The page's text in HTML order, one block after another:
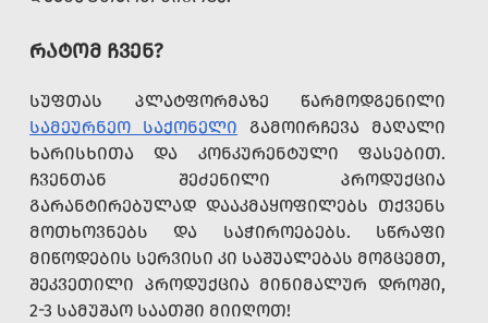
ᲠᲐᲢᲝᲛ ᲩᲕᲔᲜ?
ᲡᲣᲤᲗᲐᲡ ᲞᲚᲐᲢᲤᲝᲠᲛᲐᲖᲔ ᲬᲐᲠᲛᲝᲓᲒᲔᲜᲘᲚᲘ
ᲡᲐᲛᲔᲣᲠᲜᲔᲝ ᲡᲐᲥᲝᲜᲔᲚᲘ ᲒᲐᲛᲝᲘᲠᲩᲔᲕᲐ ᲛᲐᲦᲐᲚᲘ
ᲮᲐᲠᲘᲡᲮᲘᲗᲐ ᲓᲐ ᲙᲝᲜᲙᲣᲠᲔᲜᲢᲣᲚᲘ ᲤᲐᲡᲔᲑᲘᲗ.
ᲩᲕᲔᲜᲗᲐᲜ ᲨᲔᲫᲔᲜᲘᲚᲘ ᲞᲠᲝᲓᲣᲥᲪᲘᲐ
ᲒᲐᲠᲐᲜᲢᲘᲠᲔᲑᲣᲚᲐᲓ ᲓᲐᲐᲙᲛᲐᲧᲝᲤᲘᲚᲔᲑᲡ ᲗᲥᲕᲔᲜᲡ
ᲛᲝᲗᲮᲝᲕᲜᲔᲑᲡ ᲓᲐ ᲡᲐᲭᲘᲠᲝᲔᲑᲔᲑᲡ. ᲡᲬᲠᲐᲤᲘ
ᲛᲘᲬᲝᲓᲔᲑᲘᲡ ᲡᲔᲠᲕᲘᲡᲘ ᲙᲘ ᲡᲐᲨᲣᲐᲚᲔᲑᲐᲡ ᲛᲝᲒᲪᲔᲛᲗ,
ᲨᲔᲙᲕᲔᲗᲘᲚᲘ ᲞᲠᲝᲓᲣᲥᲪᲘᲐ ᲛᲘᲜᲘᲛᲐᲚᲣᲠ ᲓᲠᲝᲨᲘ,
2-3 ᲡᲐᲛᲣᲨᲐᲝ ᲡᲐᲐᲗᲨᲘ ᲛᲘᲘᲦᲝᲗ!